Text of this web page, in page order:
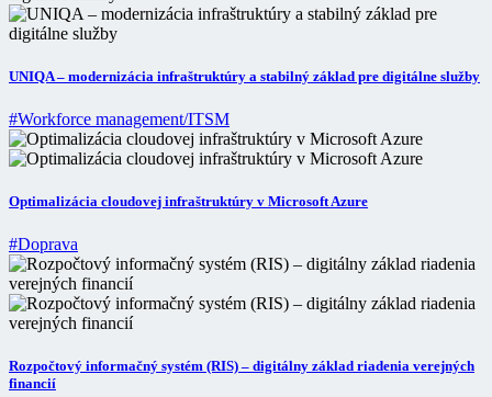
UNIQA – modernizácia infraštruktúry a stabilný základ pre digitálne služby
#Workforce management/ITSM
Optimalizácia cloudovej infraštruktúry v Microsoft Azure
#Doprava
Rozpočtový informačný systém (RIS) – digitálny základ riadenia verejných
financií